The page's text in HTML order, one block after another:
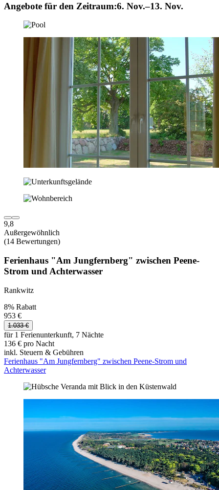
Angebote für den Zeitraum:6. Nov.–13. Nov.
9,8
Außergewöhnlich
(14 Bewertungen)
Ferienhaus "Am Jungfernberg" zwischen Peene-
Strom und Achterwasser
Rankwitz
8% Rabatt
953 €
1.033 €
für 1 Ferienunterkunft, 7 Nächte
136 € pro Nacht
inkl. Steuern & Gebühren
Ferienhaus "Am Jungfernberg" zwischen Peene-Strom und
Achterwasser